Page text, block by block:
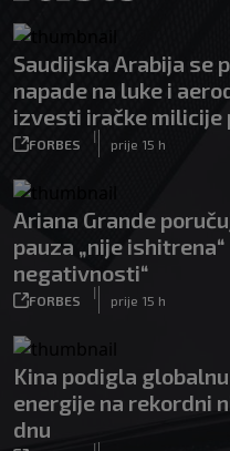
Saudijska Arabija se
napade na luke i
izvesti iračke milicije
FORBES
|
prije 15 h
Ariana Grande
pauza „nije
negativnosti“
FORBES
|
prije 15 h
Kina podigla
energije na rekordni
dnu
|